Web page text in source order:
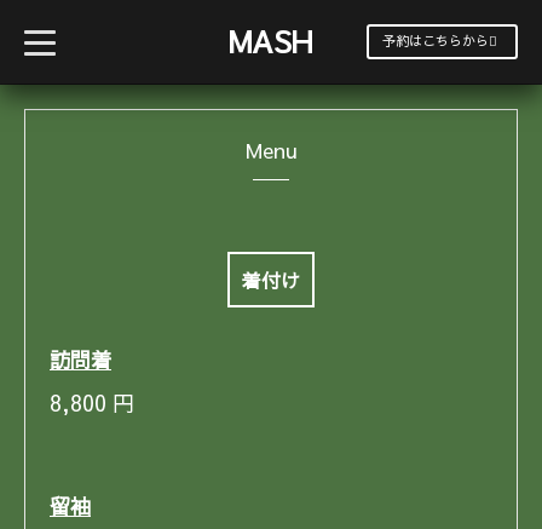
MASH
t
o
g
l
予約はこちらから
Menu
着付け
訪問着
8,800 円
留袖